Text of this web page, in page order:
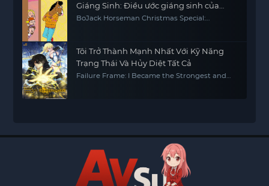
Giáng Sinh: Điều ước giáng sinh của
Sabrina
BoJack Horseman Christmas Special:
Tôi Trở Thành Mạnh Nhất Với Kỹ Năng
Trạng Thái Và Hủy Diệt Tất Cả
Failure Frame: I Became the Strongest and